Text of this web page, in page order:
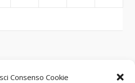
Consenso Cookie